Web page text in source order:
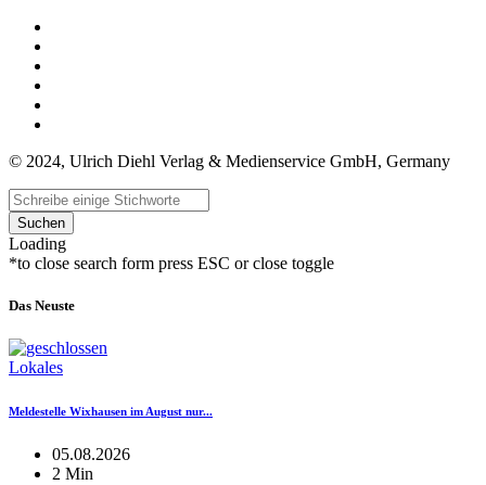
© 2024, Ulrich Diehl Verlag & Medienservice GmbH, Germany
Suchen
Loading
*to close search form press ESC or close toggle
Das Neuste
Lokales
Meldestelle Wixhausen im August nur...
05.08.2026
2 Min